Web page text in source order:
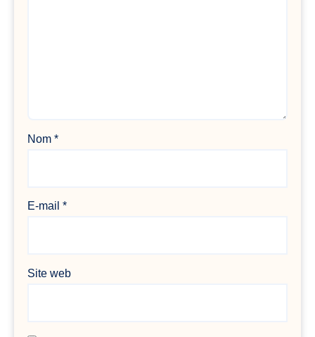
Nom*
E-mail*
Site web